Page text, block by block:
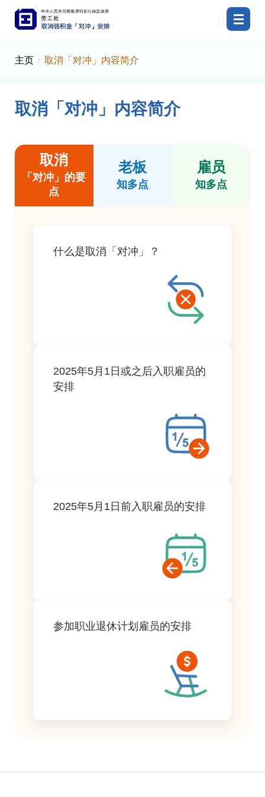
劳工处，取消强积金「对冲」安排。
主页 取消「对冲」内容简介
取消「对冲」内容简介
取消
「对冲」的要
点
老板
知多点
雇员
知多点
什么是取消「对冲」？
2025年5月1日或之后入职雇员的
安排
2025年5月1日前入职雇员的安排
参加职业退休计划雇员的安排